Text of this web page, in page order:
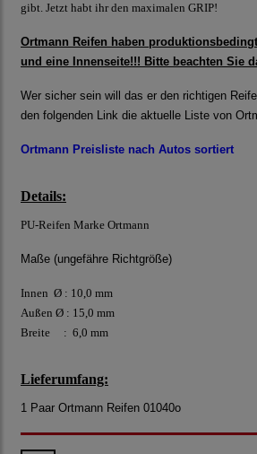
gibt. Jetzt habt ihr den maximalen GRIP!
Ortmann Reifen haben
und eine Innenseite!!! Bitte beachten Sie
Wer sicher sein will das er den richtigen
den folgenden Link die aktuelle Liste von
Ortmann Preisliste nach Autos sortiert
Details:
PU-Reifen Marke Ortmann
Maße (ungefähre Richtgröße)
Innen Ø : 10,0 mm
Außen Ø : 15,0 mm
Breite : 6,0 mm
Lieferumfang:
1 Paar Ortmann Reifen 01040o